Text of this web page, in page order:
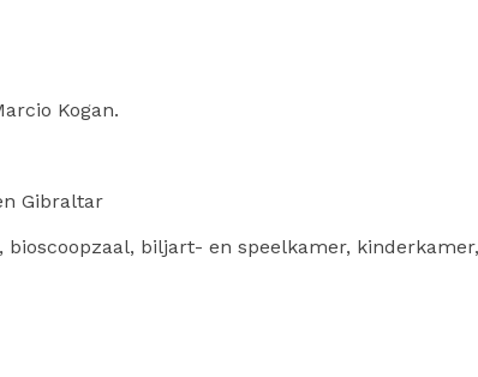
Kogan.
Gibraltar
biljart- en speelkamer,